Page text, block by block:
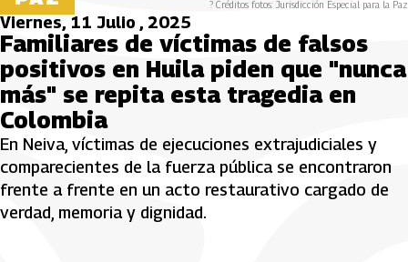
? Créditos fotos: Jurisdicción Especial para la Paz
Viernes, 11 Julio , 2025
Familiares de víctimas de falsos
positivos en Huila piden que "nunca
más" se repita esta tragedia en
Colombia
En Neiva, víctimas de ejecuciones extrajudiciales y
comparecientes de la fuerza pública se encontraron
frente a frente en un acto restaurativo cargado de
verdad, memoria y dignidad.